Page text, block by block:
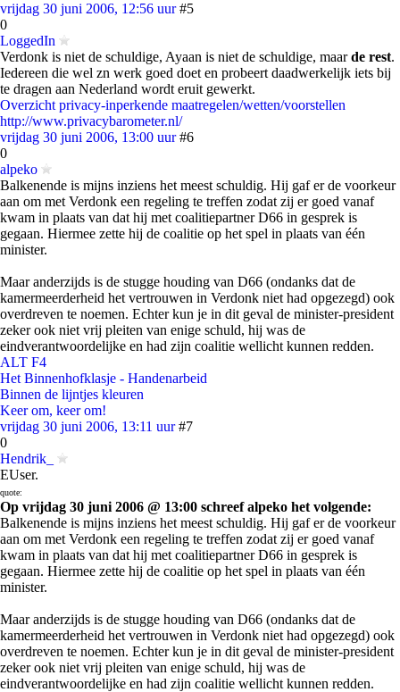
vrijdag 30 juni 2006, 12:56 uur #5
0
LoggedIn
Verdonk is niet de schuldige, Ayaan is niet de schuldige, maarde rest.
Iedereen die wel zn werk goed doet en probeert daadwerkelijk iets bij
te dragen aan Nederland wordt eruit gewerkt.
Overzicht privacy-inperkende maatregelen/wetten/voorstellen
http://www.privacybarometer.nl/
vrijdag 30 juni 2006, 13:00 uur #6
0
alpeko
Balkenende is mijns inziens het meest schuldig. Hij gaf er de voorkeur
aan om met Verdonk een regeling te treffen zodat zij er goed vanaf
kwam in plaats van dat hij met coalitiepartner D66 in gesprek is
gegaan. Hiermee zette hij de coalitie op het spel in plaats van één
minister.
Maar anderzijds is de stugge houding van D66 (ondanks dat de
kamermeerderheid het vertrouwen in Verdonk niet had opgezegd) ook
overdreven te noemen. Echter kun je in dit geval de minister-president
zeker ook niet vrij pleiten van enige schuld, hij was de
eindverantwoordelijke en had zijn coalitie wellicht kunnen redden.
ALT F4
Het Binnenhofklasje - Handenarbeid
Binnen de lijntjes kleuren
Keer om, keer om!
vrijdag 30 juni 2006, 13:11 uur #7
0
Hendrik_
EUser.
quote:
Op vrijdag 30 juni 2006 @ 13:00 schreef alpeko het volgende:
Balkenende is mijns inziens het meest schuldig. Hij gaf er de voorkeur
aan om met Verdonk een regeling te treffen zodat zij er goed vanaf
kwam in plaats van dat hij met coalitiepartner D66 in gesprek is
gegaan. Hiermee zette hij de coalitie op het spel in plaats van één
minister.
Maar anderzijds is de stugge houding van D66 (ondanks dat de
kamermeerderheid het vertrouwen in Verdonk niet had opgezegd) ook
overdreven te noemen. Echter kun je in dit geval de minister-president
zeker ook niet vrij pleiten van enige schuld, hij was de
eindverantwoordelijke en had zijn coalitie wellicht kunnen redden.